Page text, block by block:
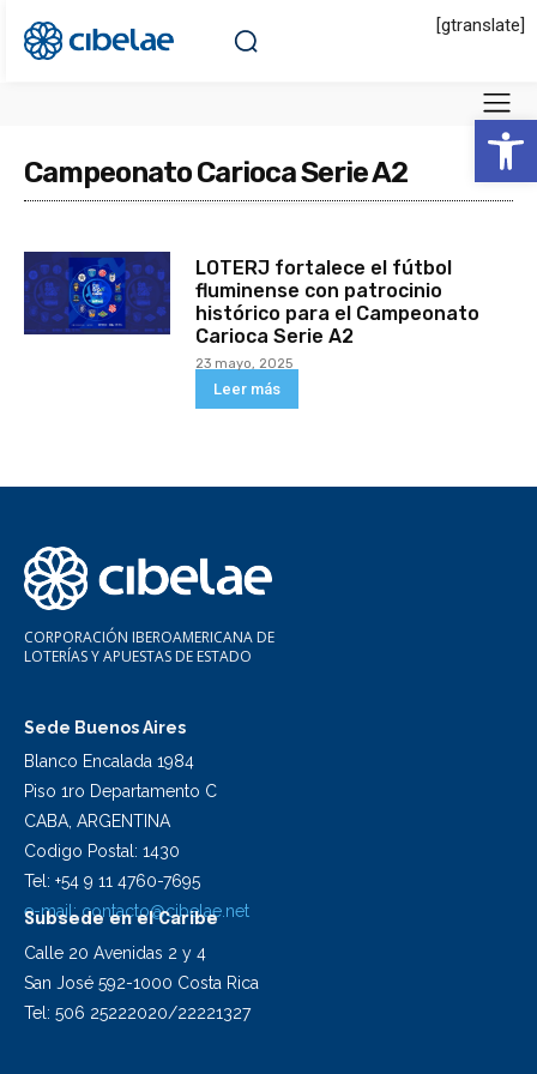
Abrir
[gtranslate]
Campeonato Carioca Serie A2
LOTERJ fortalece el fútbol
fluminense con patrocinio
histórico para el Campeonato
Carioca Serie A2
23 mayo, 2025
Leer más
CORPORACIÓN IBEROAMERICANA DE
LOTERÍAS Y APUESTAS DE ESTADO
Sede Buenos Aires
Blanco Encalada 1984
Piso 1ro Departamento C
CABA, ARGENTINA
Codigo Postal: 1430
Tel: +54 9 11 4760-7695
e-mail: contacto@cibelae.net
Subsede en el Caribe
Calle 20 Avenidas 2 y 4
San José 592-1000 Costa Rica
Tel: 506 25222020/22221327